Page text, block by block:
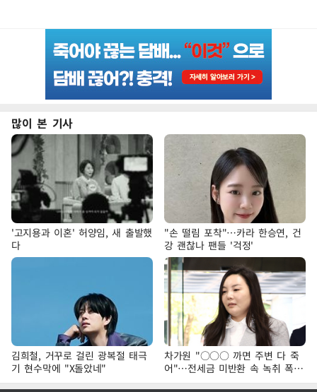
많이 본 기사
'고지용과 이혼' 허양임, 새 출발했
다
"손 떨림 포착"…카라 한승연, 건
강 괜찮나 팬들 '걱정'
김희철, 거꾸로 걸린 광복절 태극
기 현수막에 "X돌았네"
차가원 "○○○ 까면 주변 다 죽
어"…전세금 미반환 속 녹취 폭로
파장